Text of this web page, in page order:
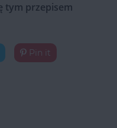
tym przepisem
Pin it